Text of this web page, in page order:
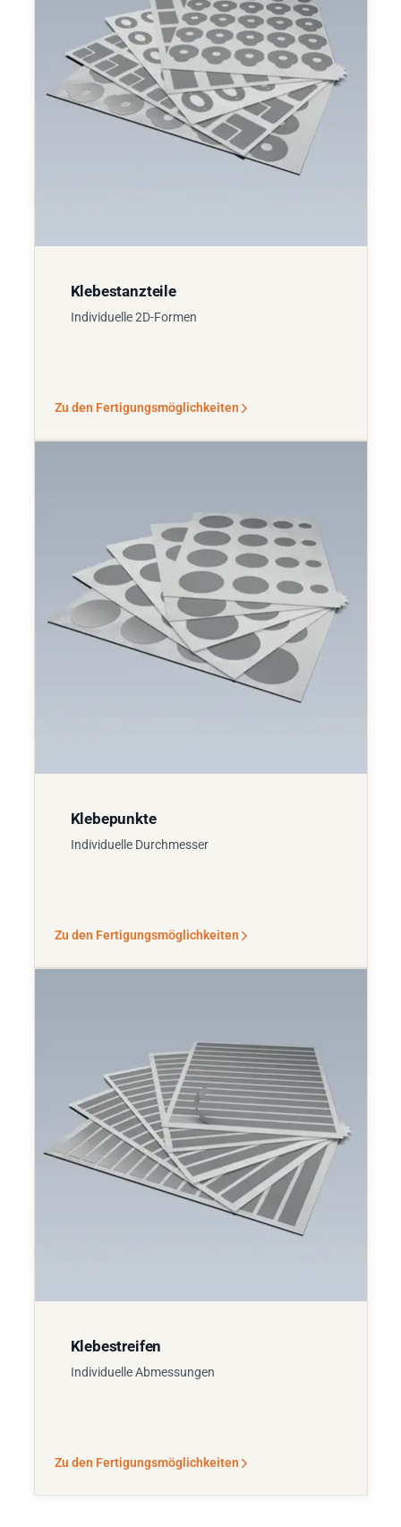
Klebestanzteile
Individuelle 2D-Formen
Zu den Fertigungsmöglichkeiten
Klebepunkte
Individuelle Durchmesser
Zu den Fertigungsmöglichkeiten
Klebestreifen
Individuelle Abmessungen
Zu den Fertigungsmöglichkeiten